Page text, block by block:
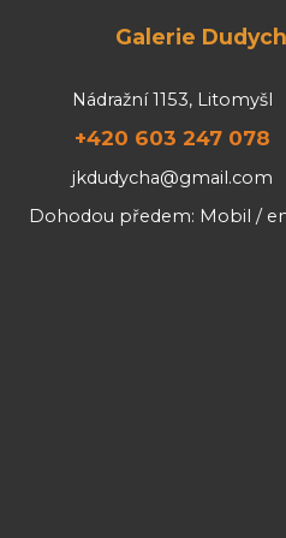
Galerie
Nádražní 1153, Litomyšl
+420 603 247 078
jkdudycha@gmail.com
Dohodou předem: Mobil /